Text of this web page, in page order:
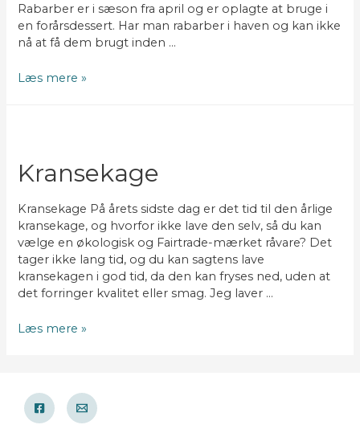
Rabarber er i sæson fra april og er oplagte at bruge i
en forårsdessert. Har man rabarber i haven og kan ikke
nå at få dem brugt inden …
Rabarbertrifli
Læs mere »
Kransekage
Kransekage På årets sidste dag er det tid til den årlige
kransekage, og hvorfor ikke lave den selv, så du kan
vælge en økologisk og Fairtrade-mærket råvare? Det
tager ikke lang tid, og du kan sagtens lave
kransekagen i god tid, da den kan fryses ned, uden at
det forringer kvalitet eller smag. Jeg laver …
Kransekage
Læs mere »